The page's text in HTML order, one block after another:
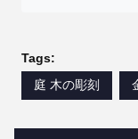
Tags:
庭 木の彫刻